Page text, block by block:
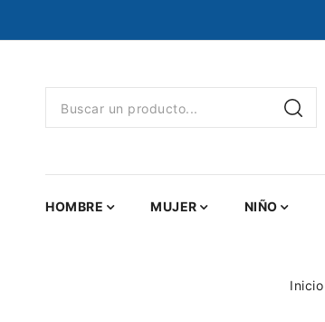
HOMBRE MUJER NIÑO
Inicio